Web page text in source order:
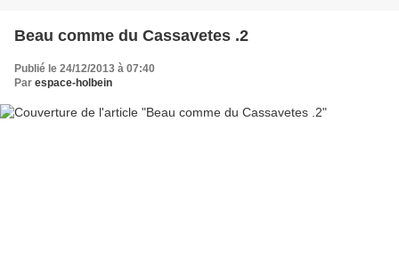
Beau comme du Cassavetes .2
Publié le 24/12/2013 à 07:40
Par espace-holbein